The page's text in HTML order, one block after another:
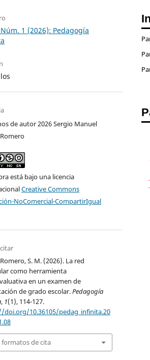
1 (2026): Pedagogía
de autor 2026 Sergio Manuel
está bajo una licencia
Creative Commons
NoComercial-CompartirIgual
S. M. (2026). La red
como herramienta
en un examen de
de grado escolar.Pedagogía
, 1(1), 114-127.
10.36105/pedag_infinita.20
formatos de cita